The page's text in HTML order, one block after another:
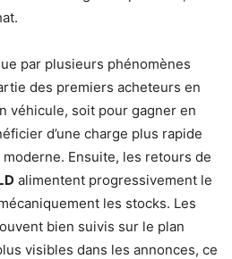
par plusieurs phénomènes
des premiers acheteurs en
véhicule, soit pour gagner en
d’une charge plus rapide
Ensuite, les retours de
alimentent progressivement le
les stocks. Les
bien suivis sur le plan
visibles dans les annonces, ce